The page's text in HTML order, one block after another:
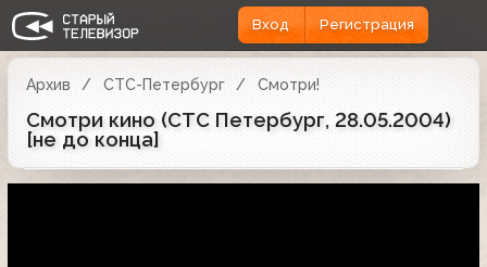
Вход Регистрация
Архив СТС-Петербург Смотри!
Смотри кино (СТС Петербург, 28.05.2004)
[не до конца]